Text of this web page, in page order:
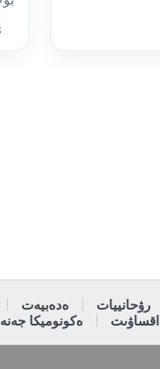
3
رۋحانييات ەدەبيەت
اقساۋىت ەكونوميكا